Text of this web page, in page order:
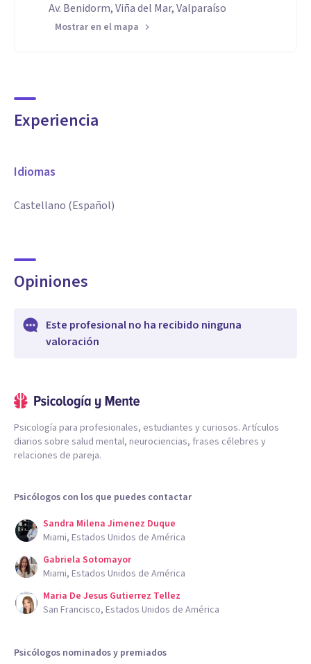
Av. Benidorm, Viña del Mar, Valparaíso
Mostrar en el mapa
Experiencia
Idiomas
Castellano (Español)
Opiniones
Este profesional no ha recibido ninguna
valoración
Psicología para profesionales, estudiantes y curiosos. Artículos
diarios sobre salud mental, neurociencias, frases célebres y
relaciones de pareja.
Psicólogos con los que puedes contactar
Sandra Milena Jimenez Duque
Miami, Estados Unidos de América
Gabriela Sotomayor
Miami, Estados Unidos de América
Maria De Jesus Gutierrez Tellez
San Francisco, Estados Unidos de América
Psicólogos nominados y premiados